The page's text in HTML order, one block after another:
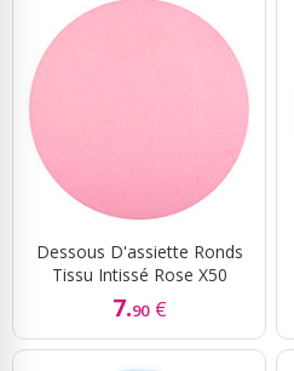
Dessous D'assiette Ronds
Tissu Intissé Rose X50
7.90 €